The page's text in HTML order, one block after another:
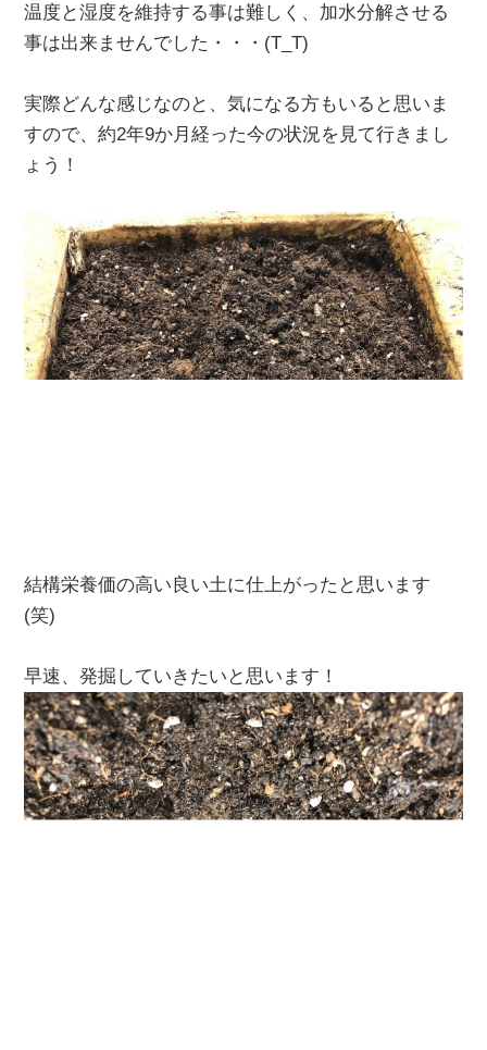
温度と湿度を維持する事は難しく、加水分解させる
事は出来ませんでした・・・(T_T)
実際どんな感じなのと、気になる方もいると思いま
すので、約2年9か月経った今の状況を見て行きまし
ょう！
結構栄養価の高い良い土に仕上がったと思います
(笑)
早速、発掘していきたいと思います！